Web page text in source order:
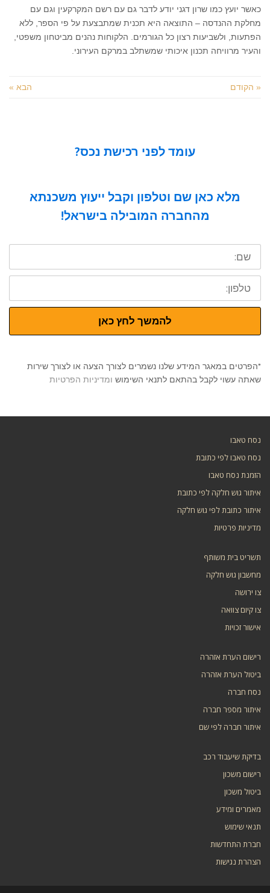
כאשר יועץ כמו שרון דגני יודע לדבר גם עם רשם המקרקעין וגם עם
מחלקת ההנדסה – התוצאה היא תכנית שמתבצעת על פי הספר, ללא
הפתעות, ולשביעות רצון כל הגורמים. הלקוחות נהנים מביטחון משפטי,
והעיר מרוויחה תכנון איכותי שמשתלב במרקם העירוני.
« הקודם הבא »
עומד לפני רכישת נכס?
מלא כאן שם וטלפון וקבל ייעוץ משכנתא
מהחברה המובילה בישראל!
שם:
טלפון:
להמשך לחץ כאן
*הפרטים במאגר המידע שלנו נשמרים לצורך הצעה או לצורך שירות
שאתה עשוי לקבל בהתאם לתנאי השימוש ומדיניות הפרטיות
נסח טאבו
נסח טאבו לפי כתובת
הזמנת נסח טאבו
איתור גוש חלקה לפי כתובת
איתור כתובת לפי גוש חלקה
מדיניות פרטיות
תשריט בית משותף
מחשבון גוש חלקה
צו ירושה
צו קיום צוואה
אישור זכויות
רישום הערת אזהרה
ביטול הערת אזהרה
נסח חברה
איתור מספר חברה
איתור חברה לפי שם
בדיקת שיעבוד רכב
רישום משכון
ביטול משכון
מאמרים ומידע
תנאי שימוש
חברת התחדשות
הצהרת נגישות